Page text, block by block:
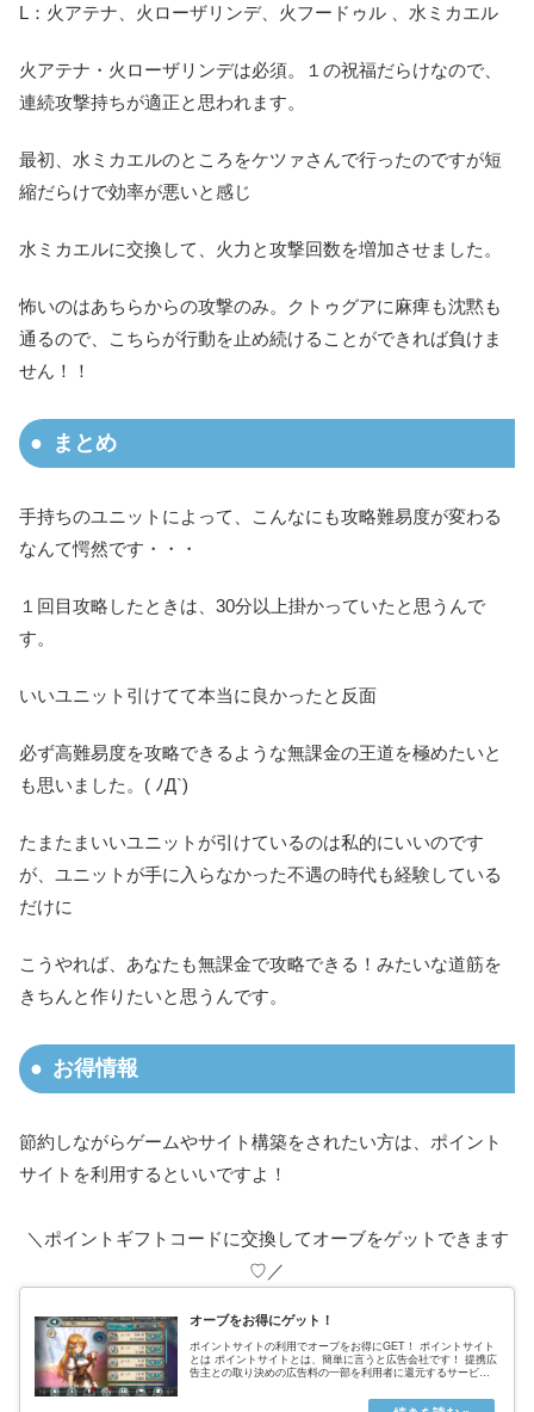
L：火アテナ、火ローザリンデ、火フードゥル 、水ミカエル
火アテナ・火ローザリンデは必須。１の祝福だらけなので、
連続攻撃持ちが適正と思われます。
最初、水ミカエルのところをケツァさんで行ったのですが短
縮だらけで効率が悪いと感じ
水ミカエルに交換して、火力と攻撃回数を増加させました。
怖いのはあちらからの攻撃のみ。クトゥグアに麻痺も沈黙も
通るので、こちらが行動を止め続けることができれば負けま
せん！！
まとめ
手持ちのユニットによって、こんなにも攻略難易度が変わる
なんて愕然です・・・
１回目攻略したときは、30分以上掛かっていたと思うんで
す。
いいユニット引けてて本当に良かったと反面
必ず高難易度を攻略できるような無課金の王道を極めたいと
も思いました。( ﾉД`)
たまたまいいユニットが引けているのは私的にいいのです
が、ユニットが手に入らなかった不遇の時代も経験している
だけに
こうやれば、あなたも無課金で攻略できる！みたいな道筋を
きちんと作りたいと思うんです。
お得情報
節約しながらゲームやサイト構築をされたい方は、ポイント
サイトを利用するといいですよ！
＼ポイントギフトコードに交換してオーブをゲットできます
♡／
オーブをお得にゲット！
ポイントサイトの利用でオーブをお得にGET！ ポイントサイト
とは ポイントサイトとは、簡単に言うと広告会社です！ 提携広
告主との取り決めの広告料の一部を利用者に還元するサービス